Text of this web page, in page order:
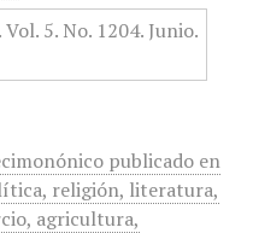
publicado en
religión, literatura,
agricultura,